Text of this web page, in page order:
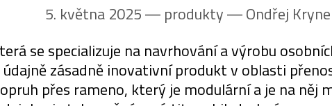
5. května 2025 ― produkty ―Ondřej
se specializuje na navrhování a výrobu
zásadně inovativní produkt v oblasti
přes rameno, který je modulární a je na něj